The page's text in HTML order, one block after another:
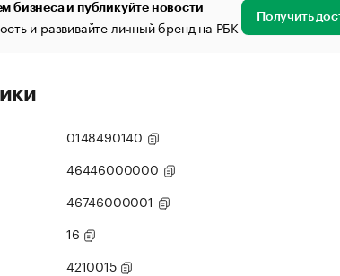
бизнеса и публикуйте новости
и развивайте личный бренд на РБК Получить
0148490140
46446000000
46746000001
16
4210015